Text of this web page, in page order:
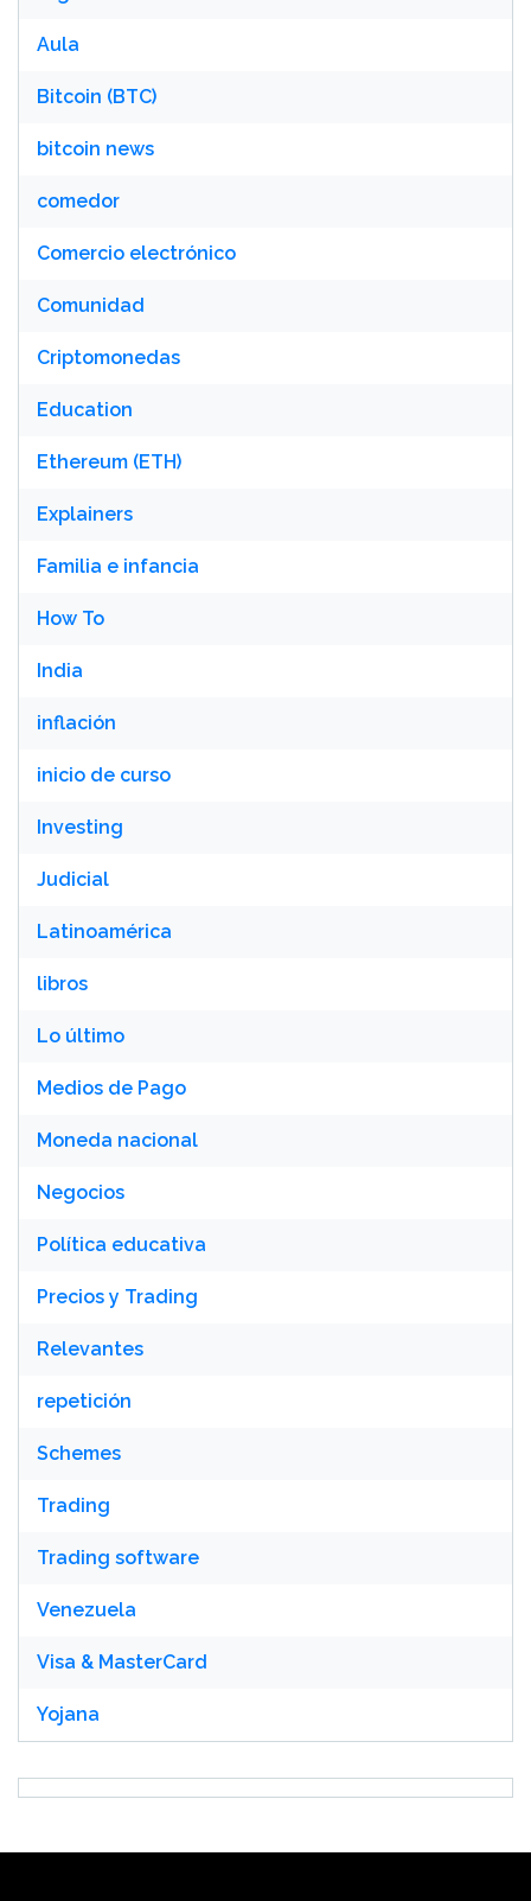
Aula
Bitcoin (BTC)
bitcoin news
comedor
Comercio electrónico
Comunidad
Criptomonedas
Education
Ethereum (ETH)
Explainers
Familia e infancia
How To
India
inflación
inicio de curso
Investing
Judicial
Latinoamérica
libros
Lo último
Medios de Pago
Moneda nacional
Negocios
Política educativa
Precios y Trading
Relevantes
repetición
Schemes
Trading
Trading software
Venezuela
Visa & MasterCard
Yojana